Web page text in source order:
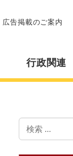
広告掲載のご案内
行政関連
索